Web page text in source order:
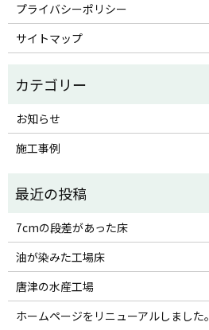
プライバシーポリシー
サイトマップ
お知らせ
施工事例
7cmの段差があった床
油が染みた工場床
唐津の水産工場
ホームページをリニューアルしました。